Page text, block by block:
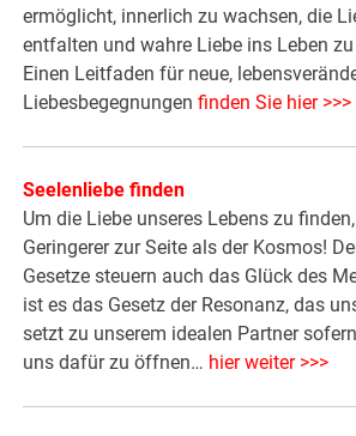
ermöglicht, innerlich zu wachsen, die
entfalten und wahre Liebe ins Leben
Einen Leitfaden für neue,
Liebesbegegnungenfinden Sie hier >>>
Seelenliebe finden
Um die Liebe unseres Lebens zu
Geringerer zur Seite als der Kosmos!
Gesetze steuern auch das Glück des
ist es das Gesetz der Resonanz, das
setzt zu unserem idealen Partner
uns dafür zu öffnen… hier weiter >>>